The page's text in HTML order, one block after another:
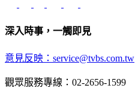
深入時事，一觸即見
意見反映：service@tvbs.com.tw
觀眾服務專線：02-2656-1599